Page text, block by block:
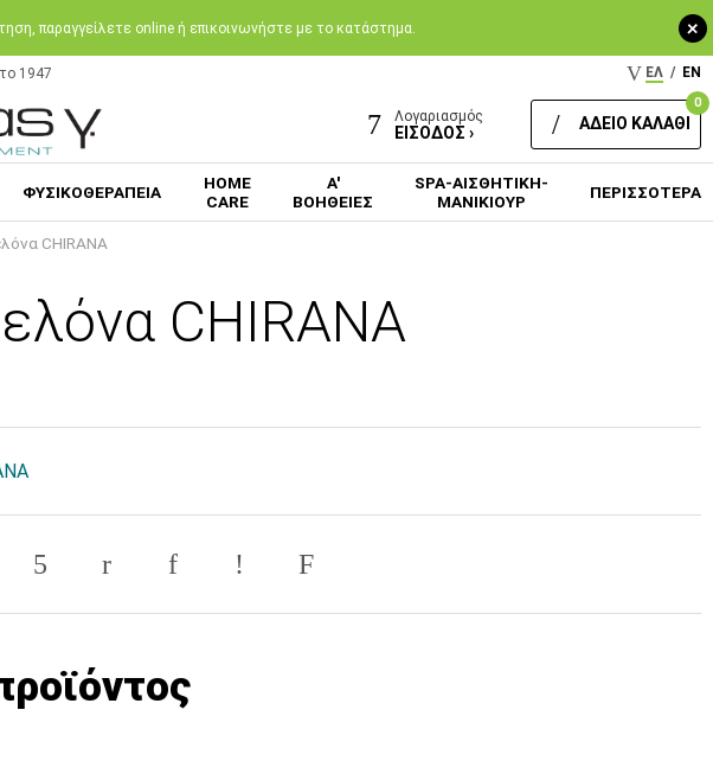
+
παραγγείλετε online ή επικοινωνήστε με το κατάστημα.
1947 ΕΛ / EN
Λογαριασμός
ΕΙΣΟΔΟΣ ›
0
ΑΔΕΙΟ ΚΑΛΑΘΙ
ΦΥΣΙΚΟΘΕΡΑΠΕΙΑ
HOME
CARE
Α'
ΒΟΗΘΕΙΕΣ
SPA-ΑΙΣΘΗΤΙΚΗ-
ΜΑΝΙΚΙΟΥΡ
ΠΕΡΙΣΣΟΤΕΡΑ
CHIRANA
CHIRANA